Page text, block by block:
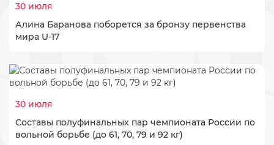
30 июля
Алина Баранова поборется за бронзу первенства
мира U-17
30 июля
Составы полуфинальных пар чемпионата России по
вольной борьбе (до 61, 70, 79 и 92 кг)